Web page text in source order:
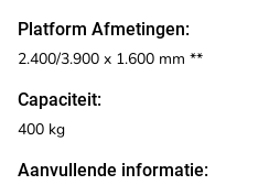
Platform Afmetingen:
Capaciteit:
2.400/3.900 x 1.600 mm **
400 kg
Aanvullende informatie: